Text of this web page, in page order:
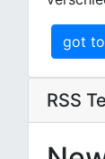
got
RSS